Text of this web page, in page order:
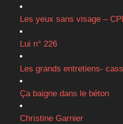
Les yeux sans visage –
Lui n° 226
Les grands entretiens-
Ça baigne dans le béton
Christine Garnier